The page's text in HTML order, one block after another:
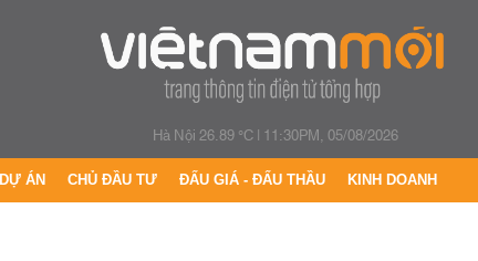
Hà Nội 26.89 °C| 11:30PM, 05/08/2026
DỰ ÁN CHỦ ĐẦU TƯ ĐẤU GIÁ - ĐẤU THẦU KINH DOANH